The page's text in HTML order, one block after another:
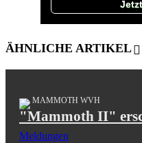
ÄHNLICHE ARTIKEL
MAMMOTH WVH
"Mammoth II"
Meldungen